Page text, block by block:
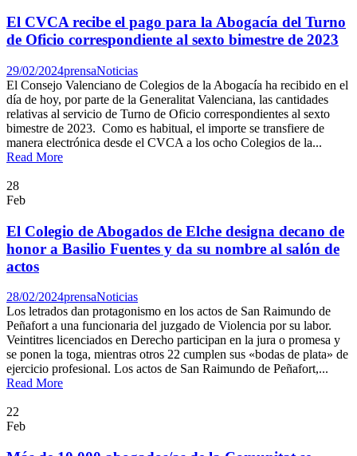
El CVCA recibe el pago para la Abogacía del Turno
de Oficio correspondiente al sexto bimestre de 2023
29/02/2024prensaNoticias
El Consejo Valenciano de Colegios de la Abogacía ha recibido en el
día de hoy, por parte de la Generalitat Valenciana, las cantidades
relativas al servicio de Turno de Oficio correspondientes al sexto
bimestre de 2023. Como es habitual, el importe se transfiere de
manera electrónica desde el CVCA a los ocho Colegios de la...
Read More
28
Feb
El Colegio de Abogados de Elche designa decano de
honor a Basilio Fuentes y da su nombre al salón de
actos
28/02/2024prensaNoticias
Los letrados dan protagonismo en los actos de San Raimundo de
Peñafort a una funcionaria del juzgado de Violencia por su labor.
Veintitres licenciados en Derecho participan en la jura o promesa y
se ponen la toga, mientras otros 22 cumplen sus «bodas de plata» de
ejercicio profesional. Los actos de San Raimundo de Peñafort,...
Read More
22
Feb